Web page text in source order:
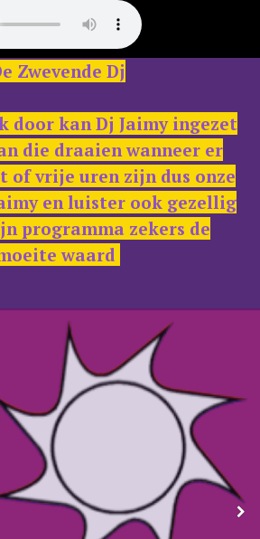
Zwevende Dj
door kan Dj Jaimy ingezet
die draaien wanneer er
of vrije uren zijn dus onze
en luister ook gezellig
programma zekers de
waard